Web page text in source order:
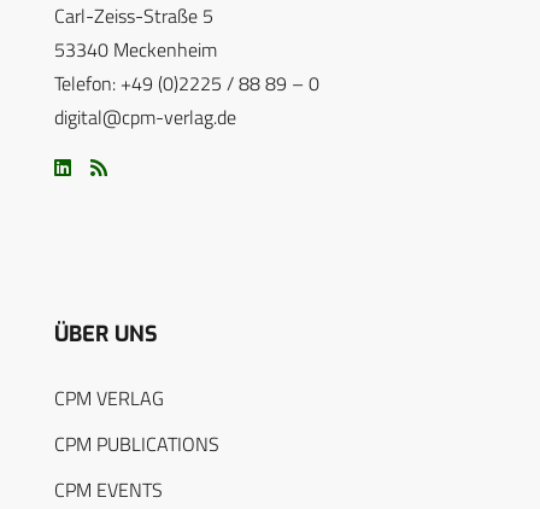
Carl-Zeiss-Straße 5
53340 Meckenheim
Telefon: +49 (0)2225 / 88 89 – 0
digital@cpm-verlag.de
ÜBER UNS
CPM VERLAG
CPM PUBLICATIONS
CPM EVENTS